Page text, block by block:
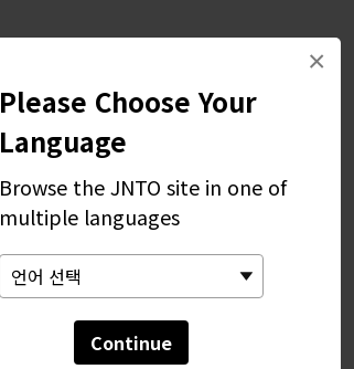
Please Choose Your
Language
Browse the JNTO site in one of
multiple languages
Continue
×